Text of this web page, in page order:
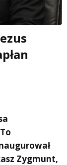
Zygmunt,